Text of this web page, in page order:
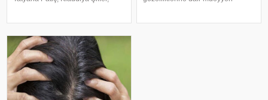
onlara moda dünyasında böyük
tələba